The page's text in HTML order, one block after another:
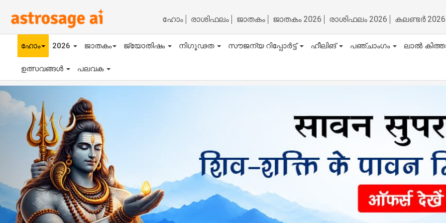
ഹോം രാശിഫലം ജാതകം ജാതകം 2026 രാശിഫലം 2026 കലണ്ടർ 2026
ഹോം 2026 ജാതകം ജ്യോതിഷം നിഗൂഢത സൗജന്യ റിപ്പോർട്ട് ഹീലിങ് പഞ്ചാംഗം ലാൽ
ഉത്സവങ്ങൾ പലവക
Previous